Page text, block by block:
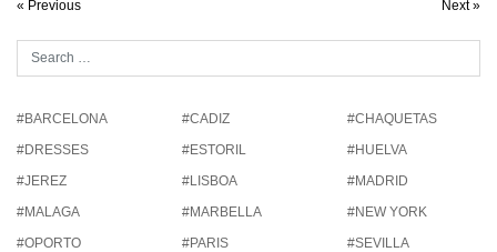
« Previous Next »
#BARCELONA #CADIZ
#CHAQUETAS
#DRESSES
#ESTORIL
#HUELVA
#JEREZ
#LISBOA
#MADRID
#MALAGA
#MARBELLA
#NEW YORK
#OPORTO
#PARIS
#SEVILLA